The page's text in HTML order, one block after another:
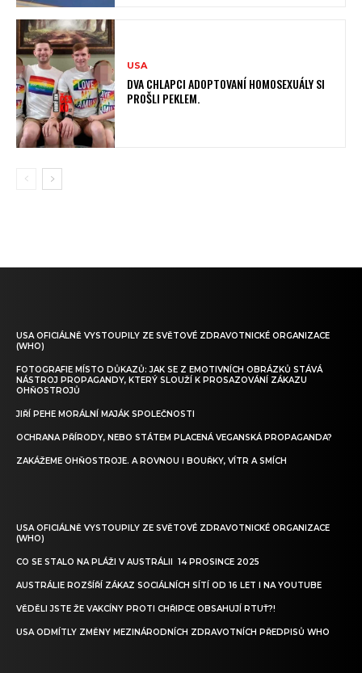
USA
DVA CHLAPCI ADOPTOVANÍ HOMOSEXUÁLY SI
PROŠLI PEKLEM.
USA OFICIÁLNĚ VYSTOUPILY ZE SVĚTOVÉ ZDRAVOTNICKÉ ORGANIZACE
(WHO)
FOTOGRAFIE MÍSTO DŮKAZŮ: JAK SE Z EMOTIVNÍCH OBRÁZKŮ STÁVÁ
NÁSTROJ PROPAGANDY, KTERÝ SLOUŽÍ K PROSAZOVÁNÍ ZÁKAZU
OHŇOSTROJŮ
JIŘÍ PEHE MORÁLNÍ MAJÁK SPOLEČNOSTI
OCHRANA PŘÍRODY, NEBO STÁTEM PLACENÁ VEGANSKÁ PROPAGANDA?
ZAKÁŽEME OHŇOSTROJE. A ROVNOU I BOUŘKY, VÍTR A SMÍCH
USA OFICIÁLNĚ VYSTOUPILY ZE SVĚTOVÉ ZDRAVOTNICKÉ ORGANIZACE
(WHO)
CO SE STALO NA PLÁŽI V AUSTRÁLII 14 PROSINCE 2025
AUSTRÁLIE ROZŠÍŘÍ ZÁKAZ SOCIÁLNÍCH SÍTÍ OD 16 LET I NA YOUTUBE
VĚDĚLI JSTE ŽE VAKCÍNY PROTI CHŘIPCE OBSAHUJÍ RTUŤ?!
USA ODMÍTLY ZMĚNY MEZINÁRODNÍCH ZDRAVOTNÍCH PŘEDPISŮ WHO